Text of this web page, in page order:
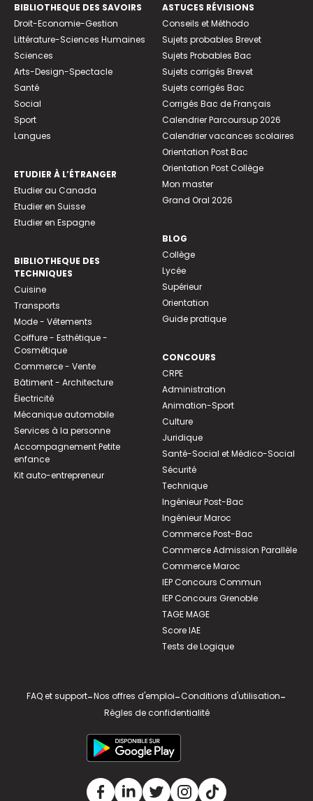
BIBLIOTHEQUE DES SAVOIRS
Droit-Economie-Gestion
Littérature-Sciences Humaines
Sciences
Arts-Design-Spectacle
Santé
Social
Sport
Langues
ETUDIER À L’ÉTRANGER
Etudier au Canada
Etudier en Suisse
Etudier en Espagne
BIBLIOTHEQUE DES
TECHNIQUES
Cuisine
Transports
Mode - Vêtements
Coiffure - Esthétique -
Cosmétique
Commerce - Vente
Bâtiment - Architecture
Électricité
Mécanique automobile
Services à la personne
Accompagnement Petite
enfance
Kit auto-entrepreneur
ASTUCES RÉVISIONS
Conseils et Méthodo
Sujets probables Brevet
Sujets Probables Bac
Sujets corrigés Brevet
Sujets corrigés Bac
Corrigés Bac de Français
Calendrier Parcoursup 2026
Calendrier vacances scolaires
Orientation Post Bac
Orientation Post Collège
Mon master
Grand Oral 2026
BLOG
Collège
Lycée
Supérieur
Orientation
Guide pratique
CONCOURS
CRPE
Administration
Animation-Sport
Culture
Juridique
Santé-Social et Médico-Social
Sécurité
Technique
Ingénieur Post-Bac
Ingénieur Maroc
Commerce Post-Bac
Commerce Admission Parallèle
Commerce Maroc
IEP Concours Commun
IEP Concours Grenoble
TAGE MAGE
Score IAE
Tests de Logique
FAQ et support-Nos offres d'emploi-Conditions d'utilisation-
Règles de confidentialité